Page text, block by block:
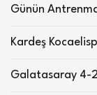
Günün
Kardeş
Galatasaray 4-